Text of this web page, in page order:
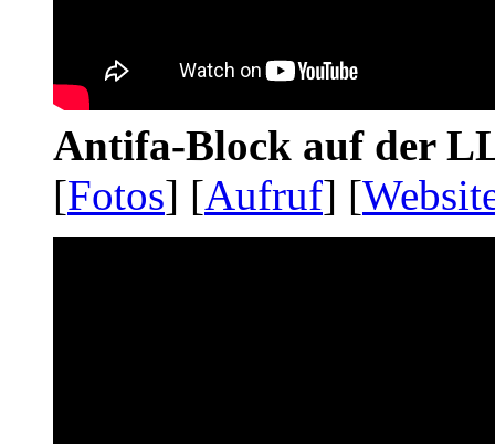
Antifa-Block auf der
[Fotos] [Aufruf] [